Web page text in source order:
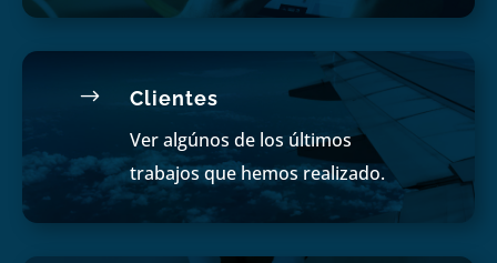
$ Clientes
Ver algúnos de los últimos
trabajos que hemos realizado.